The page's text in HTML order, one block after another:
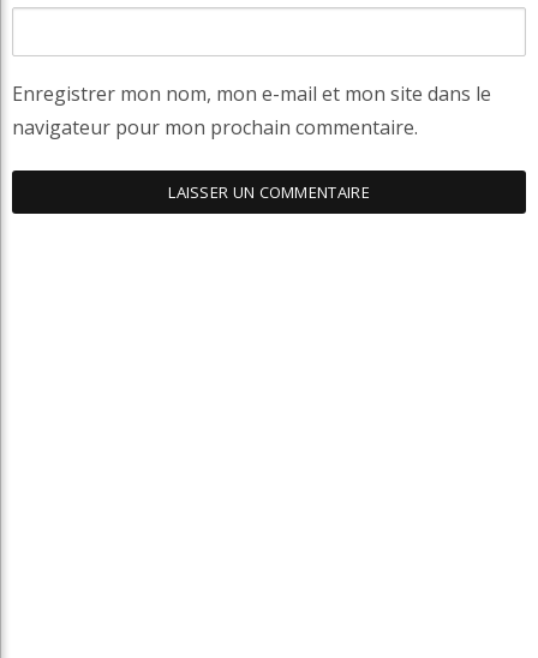
Enregistrer mon nom, mon e-mail et mon site dans le
navigateur pour mon prochain commentaire.